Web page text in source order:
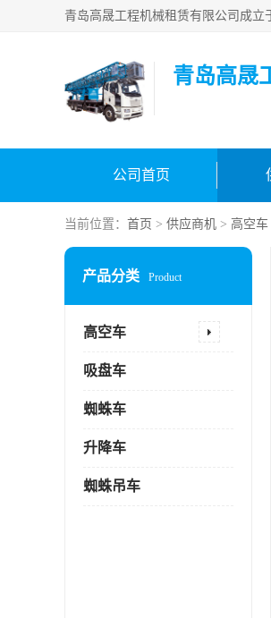
青岛高晟
公司首页
当前位置： 首页 > 供应商机 > 高空车
产品分类 Product
高空车
吸盘车
蜘蛛车
升降车
蜘蛛吊车